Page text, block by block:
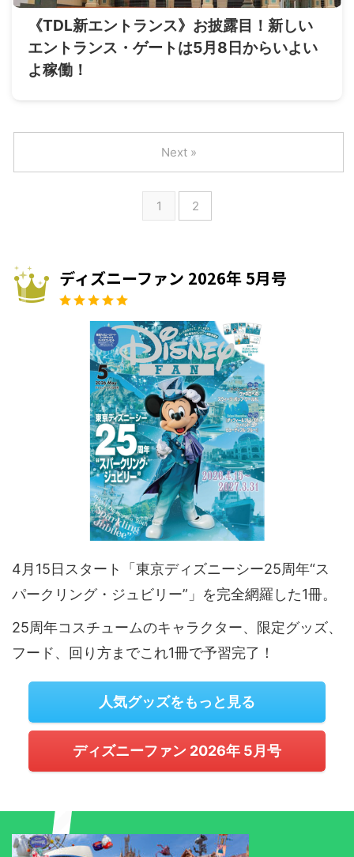
《TDL新エントランス》お披露目！新しい
エントランス・ゲートは5月8日からいよい
よ稼働！
1 2
Next »
ディズニーファン 2026年 5月号
4月15日スタート「東京ディズニーシー25周年“ス
パークリング・ジュビリー”」を完全網羅した1冊。
25周年コスチュームのキャラクター、限定グッズ、
フード、回り方までこれ1冊で予習完了！
人気グッズをもっと見る
ディズニーファン 2026年 5月号